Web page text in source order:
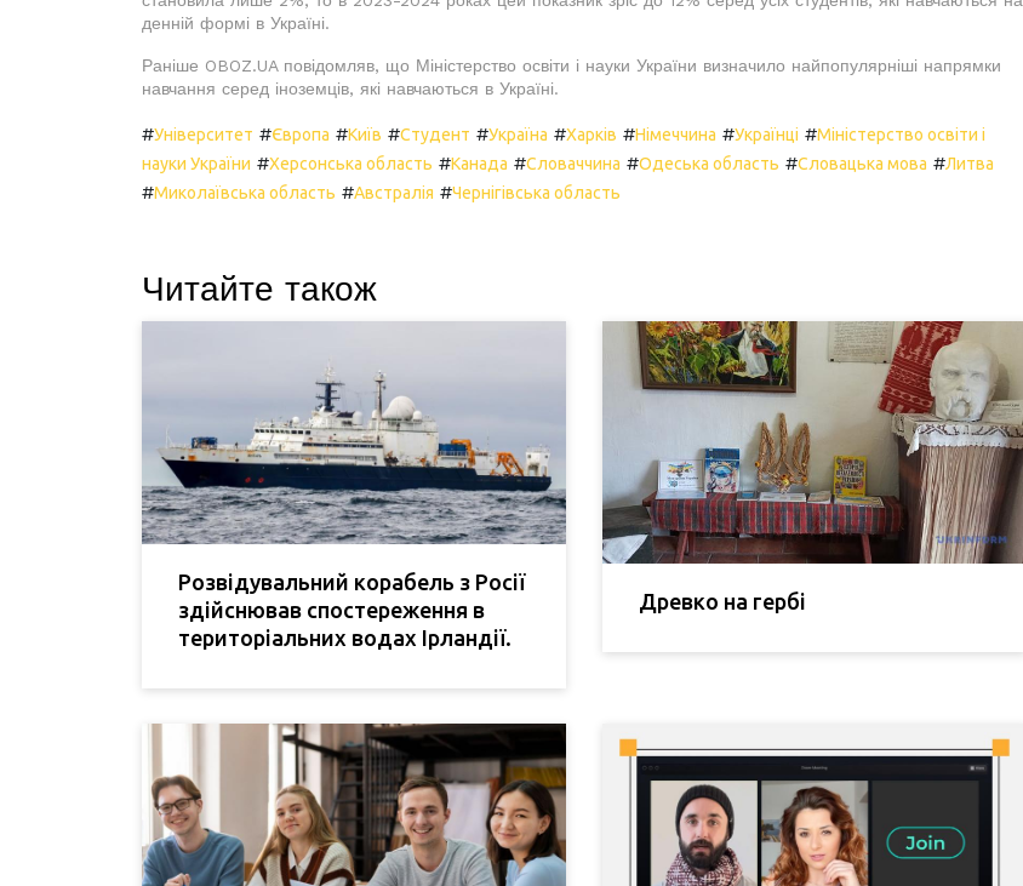
денній формі в Україні.
Раніше OBOZ.UA повідомляв, що Міністерство освіти і науки України визначило найпопулярніші напрямки
навчання серед іноземців, які навчаються в Україні.
#Університет #Європа #Київ #Студент #Україна #Харків #Німеччина #Українці #Міністерство освіти і
науки України #Херсонська область #Канада #Словаччина #Одеська область #Словацька мова #Литва
#Миколаївська область #Австралія #Чернігівська область
Читайте також
Розвідувальний корабель з Росії
здійснював спостереження в
територіальних водах Ірландії.
Древко на гербі